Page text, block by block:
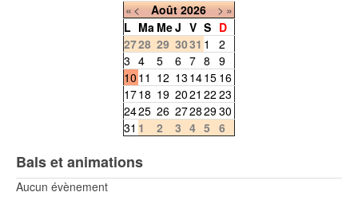
«< Août 2026 >»
L Ma MeJ V S D
2728 29 3031 1
2
3 4 5 6 7 8 9
10 11 12 13 1415 16
1718 19 2021 22 23
2425 26 27282930
31 1 2 3 4 5 6
Bals et animations
Aucun évènement